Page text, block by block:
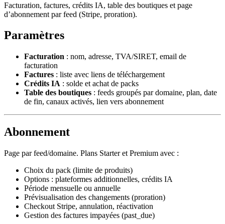
Facturation, factures, crédits IA, table des boutiques et page
d’abonnement par feed (Stripe, proration).
Paramètres
Facturation : nom, adresse, TVA/SIRET, email de
facturation
Factures : liste avec liens de téléchargement
Crédits IA : solde et achat de packs
Table des boutiques : feeds groupés par domaine, plan, date
de fin, canaux activés, lien vers abonnement
Abonnement
Page par feed/domaine. Plans Starter et Premium avec :
Choix du pack (limite de produits)
Options : plateformes additionnelles, crédits IA
Période mensuelle ou annuelle
Prévisualisation des changements (proration)
Checkout Stripe, annulation, réactivation
Gestion des factures impayées (past_due)